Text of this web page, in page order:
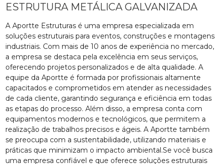
ESTRUTURA METÁLICA GALVANIZADA
A Aportte Estruturas é uma empresa especializada em
soluções estruturais para eventos, construções e montagens
industriais. Com mais de 10 anos de experiência no mercado,
a empresa se destaca pela excelência em seus serviços,
oferecendo projetos personalizados e de alta qualidade. A
equipe da Aportte é formada por profissionais altamente
capacitados e comprometidos em atender as necessidades
de cada cliente, garantindo segurança e eficiência em todas
as etapas do processo. Além disso, a empresa conta com
equipamentos modernos e tecnológicos, que permitem a
realização de trabalhos precisos e ágeis. A Aportte também
se preocupa com a sustentabilidade, utilizando materiais e
práticas que minimizam o impacto ambiental.Se você busca
uma empresa confiável e que oferece soluções estruturais